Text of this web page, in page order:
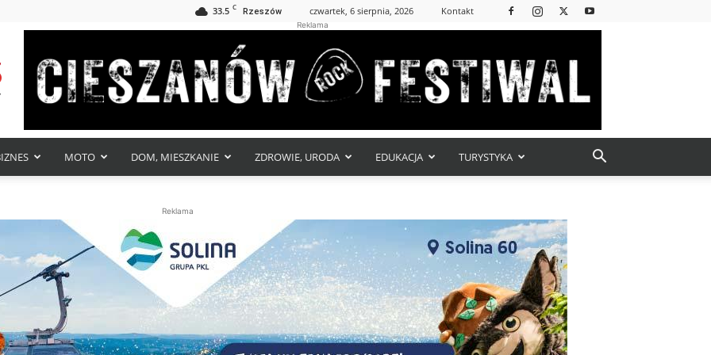
33.5 C Rzeszów czwartek, 6 sierpnia, 2026 Kontakt
Reklama
MOTO DOM, MIESZKANIE ZDROWIE, URODA EDUKACJA TURYSTYKA
Reklama